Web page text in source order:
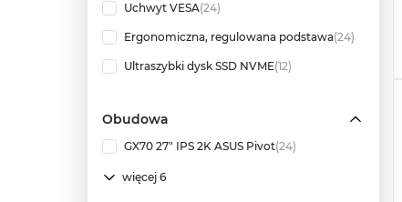
Uchwyt VESA(24)
Ergonomiczna, regulowana podstawa(24)
Ultraszybki dysk SSD NVME(12)
Obudowa
GX70 27" IPS 2K ASUS Pivot(24)
więcej 6